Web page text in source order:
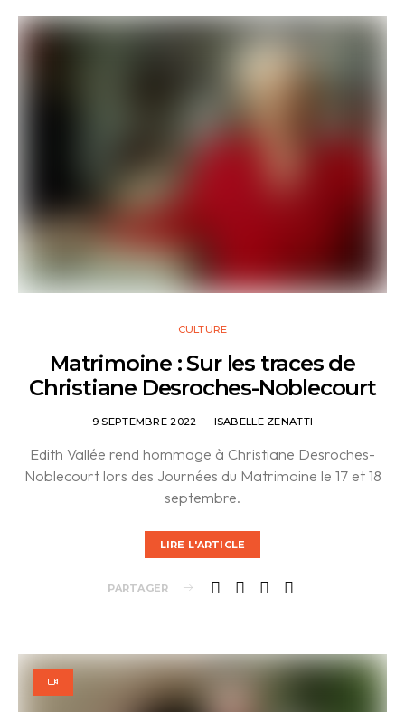
CULTURE
Matrimoine : Sur les traces de
Christiane Desroches-Noblecourt
9 SEPTEMBRE 2022 ISABELLE ZENATTI
Edith Vallée rend hommage à Christiane Desroches-
Noblecourt lors des Journées du Matrimoine le 17 et 18
septembre.
LIRE L'ARTICLE
PARTAGER